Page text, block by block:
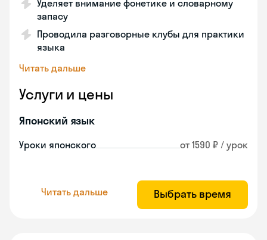
Уделяет внимание фонетике и словарному
запасу
Проводила разговорные клубы для практики
языка
Читать дальше
Услуги и цены
Японский язык
Уроки японского от 1590 ₽ / урок
Читать дальше Выбрать время